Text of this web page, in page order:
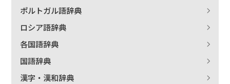
ポルトガル語辞典
ロシア語辞典
各国語辞典
国語辞典
漢字・漢和辞典